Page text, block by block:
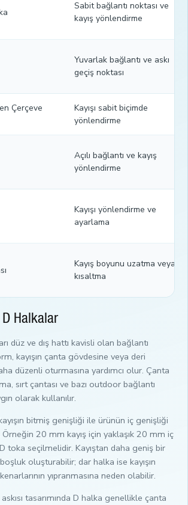
Sabit bağlantı noktası ve
kayış yönlendirme
Yuvarlak bağlantı ve askı
geçiş noktası
Çerçeve
Kayışı sabit biçimde
yönlendirme
Açılı bağlantı ve kayış
yönlendirme
Kayışı yönlendirme ve
ayarlama
Kayış boyunu uzatma veya
kısaltma
Halkalar
düz ve dış hattı kavisli olan bağlantı
kayışın çanta gövdesine veya deri
düzenli oturmasına yardımcı olur. Çanta
sırt çantası ve bazı outdoor bağlantı
olarak kullanılır.
bitmiş genişliği ile ürünün iç genişliği
Örneğin 20 mm kayış için yaklaşık 20 mm iç
toka seçilmelidir. Kayıştan daha geniş bir
oluşturabilir; dar halka ise kayışın
yıpranmasına neden olabilir.
tasarımında D halka genellikle çanta